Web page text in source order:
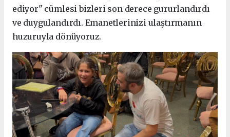
ediyor" cümlesi bizleri son derece gururlandırdı
ve duygulandırdı. Emanetlerinizi ulaştırmanın
huzuruyla dönüyoruz.